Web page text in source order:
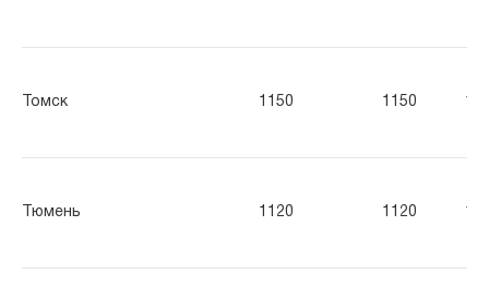
Томск 1150 1150
Тюмень 1120 1120